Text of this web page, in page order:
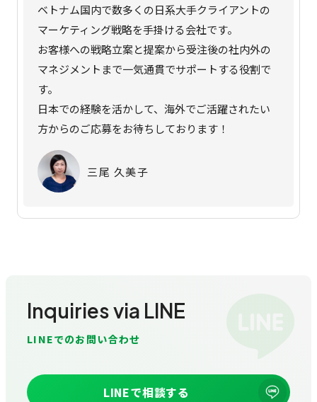
三尾 久美子
ベトナム国内で数多くの日系大手クライアントの
マーケティング戦略を手掛ける会社です。
お客様への戦略立案と提案から受注後の社内外の
マネジメントまで一気通貫でサポートする役割で
す。
日本での経験を活かして、海外でご活躍されたい
方からのご応募をお待ちしております！
Inquiries via LINE
LINEでのお問い合わせ
LINEで相談する